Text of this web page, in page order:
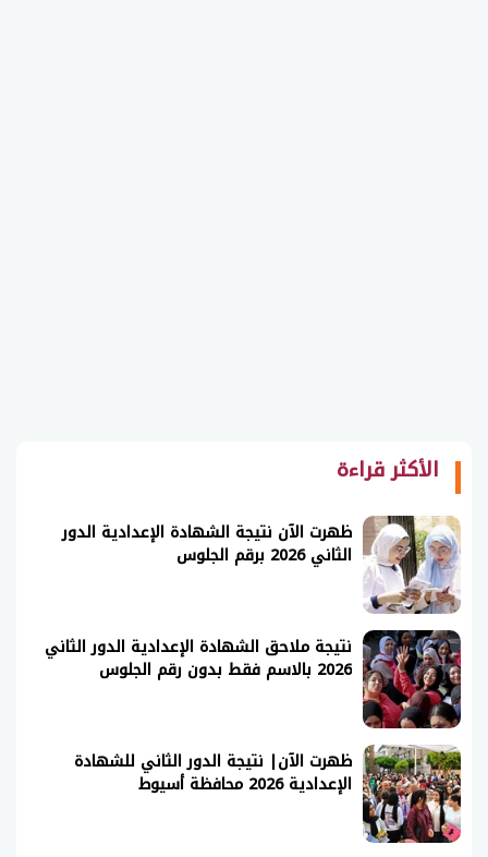
الأكثر قراءة
ظهرت الآن نتيجة الشهادة الإعدادية الدور
الثاني 2026 برقم الجلوس
نتيجة ملاحق الشهادة الإعدادية الدور الثاني
2026 بالاسم فقط بدون رقم الجلوس
ظهرت الآن| نتيجة الدور الثاني للشهادة
الإعدادية 2026 محافظة أسيوط